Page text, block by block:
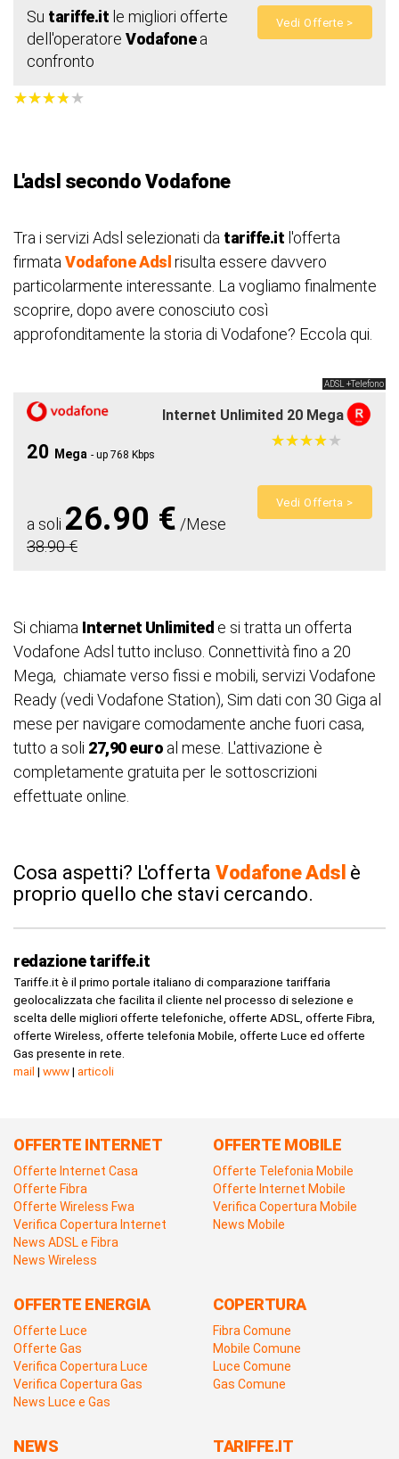
Su tariffe.it le migliori offerte
dell'operatore Vodafonea
confronto
Vedi Offerte >
★★★★★
★★★★★
L'adsl secondo Vodafone
Tra i servizi Adsl selezionati da tariffe.it l'offerta
firmata VodafoneAdsl risulta essere davvero
particolarmente interessante. La vogliamo finalmente
scoprire, dopo avere conosciuto così
approfonditamente la storia di Vodafone? Eccola qui.
ADSL +Telefono
Internet Unlimited 20 Mega
20 Mega - up 768 Kbps
★★★★★
★★★★★
a soli 26.90 € /Mese
38.90 €
Vedi Offerta >
Si chiama Internet Unlimited e si tratta un offerta
Vodafone Adsl tutto incluso. Connettività fino a 20
Mega, chiamate verso fissi e mobili, servizi Vodafone
Ready (vedi Vodafone Station), Sim dati con 30 Giga al
mese per navigare comodamente anche fuori casa,
tutto a soli 27,90 euro al mese. L'attivazione è
completamente gratuita per le sottoscrizioni
effettuate online.
Cosa aspetti? L'offerta Vodafone Adsl è
proprio quello che stavi cercando.
redazione tariffe.it
Tariffe.it è il primo portale italiano di comparazione tariffaria
geolocalizzata che facilita il cliente nel processo di selezione e
scelta delle migliori offerte telefoniche, offerte ADSL, offerte Fibra,
offerte Wireless, offerte telefonia Mobile, offerte Luce ed offerte
Gas presente in rete.
mail | www| articoli
OFFERTE INTERNET
Offerte Internet Casa
Offerte Fibra
Offerte Wireless Fwa
Verifica Copertura Internet
News ADSL e Fibra
News Wireless
OFFERTE MOBILE
Offerte Telefonia Mobile
Offerte Internet Mobile
Verifica Copertura Mobile
News Mobile
OFFERTE ENERGIA
Offerte Luce
Offerte Gas
Verifica Copertura Luce
Verifica Copertura Gas
News Luce e Gas
COPERTURA
Fibra Comune
Mobile Comune
Luce Comune
Gas Comune
NEWS TARIFFE.IT